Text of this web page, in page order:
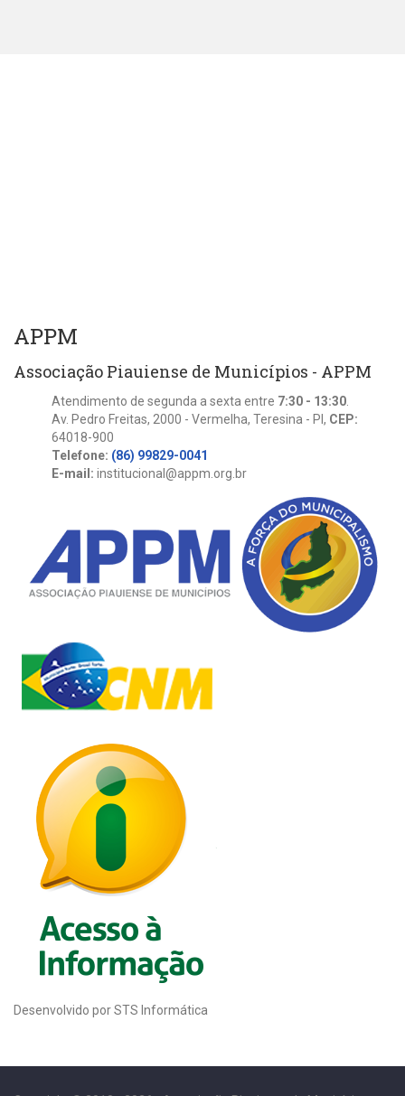
APPM
Associação Piauiense de Municípios - APPM
Atendimento de segunda a sexta entre 7:30 - 13:30
Av. Pedro Freitas, 2000 - Vermelha, Teresina - PI, CEP:
64018-900
Telefone: (86) 99829-0041
E-mail: institucional@appm.org.br
Desenvolvido por STS Informática